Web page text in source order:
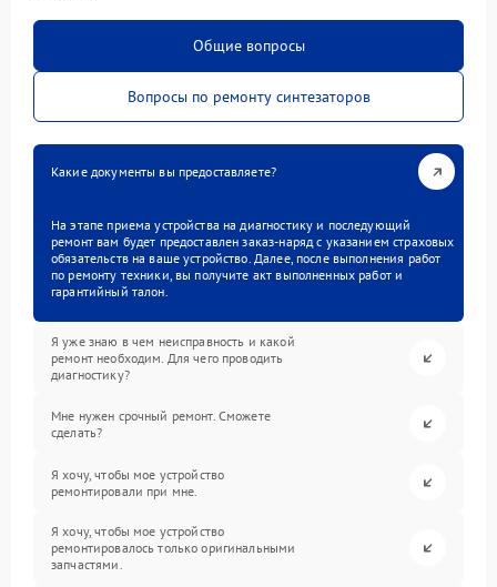
Общие вопросы
Вопросы по ремонту синтезаторов
Какие документы вы предоставляете?
На этапе приема устройства на диагностику и последующий
ремонт вам будет предоставлен заказ-наряд с указанием страховых
обязательств на ваше устройство. Далее, после выполнения работ
по ремонту техники, вы получите акт выполненных работ и
гарантийный талон.
Я уже знаю в чем неисправность и какой
ремонт необходим. Для чего проводить
диагностику?
Мне нужен срочный ремонт. Сможете
сделать?
Я хочу, чтобы мое устройство
ремонтировали при мне.
Я хочу, чтобы мое устройство
ремонтировалось только оригинальными
запчастями.